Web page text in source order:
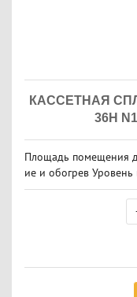
КАССЕТНАЯ
36H
Площадь помещения
ие и обогрев